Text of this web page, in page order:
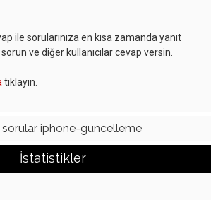
ile sorularınıza en kısa zamanda yanıt
ve diğer kullanıcılar cevap versin.
tıklayın.
iphone-güncelleme
İstatistikler